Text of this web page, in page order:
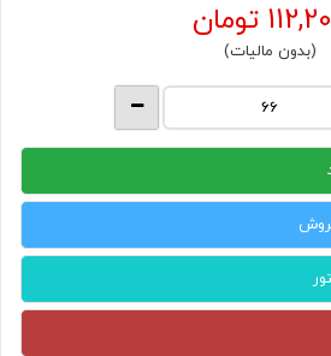
تومان
(بدون مالیات)